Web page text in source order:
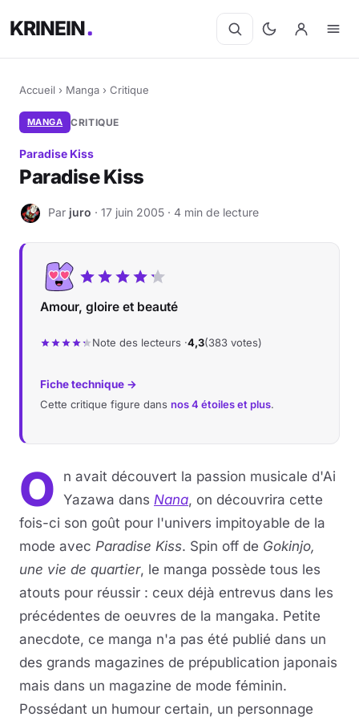
KRINEIN
Accueil › Manga › Critique
MANGA CRITIQUE
Paradise Kiss
Paradise Kiss
J Par juro · 17 juin 2005 · 4 min de lecture
Amour, gloire et beauté
Note des lecteurs ·4,3(383 votes)
Fiche technique →
Cette critique figure dans nos 4 étoiles et plus.
O
n avait découvert la passion musicale d'Ai
Yazawa dans Nana, on découvrira cette
fois-ci son goût pour l'univers impitoyable de la
mode avec Paradise Kiss. Spin off de Gokinjo,
une vie de quartier, le manga possède tous les
atouts pour réussir : ceux déjà entrevus dans les
précédentes de oeuvres de la mangaka. Petite
anecdote, ce manga n'a pas été publié dans un
des grands magazines de prépublication japonais
mais dans un magazine de mode féminin.
Possédant un humour certain, un personnage